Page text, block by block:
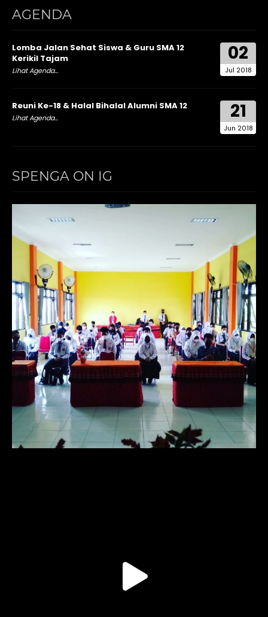
AGENDA
02
Jul 2018
Lomba Jalan Sehat Siswa & Guru SMA 12
Kerikil Tajam
Lihat Agenda...
21
Jun 2018
Reuni Ke-18 & Halal Bihalal Alumni SMA 12
Lihat Agenda...
SPENGA ON IG